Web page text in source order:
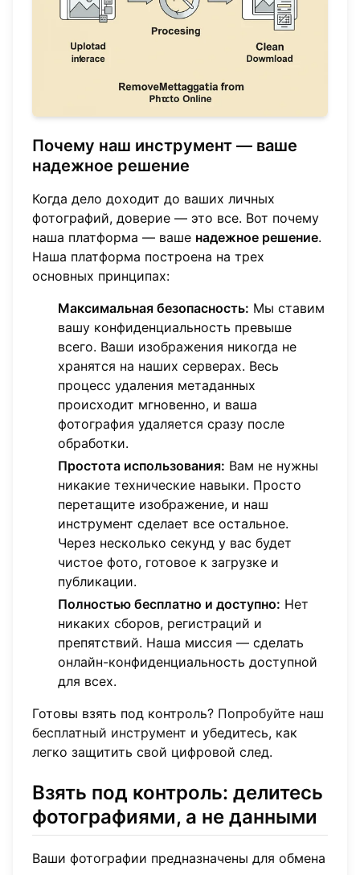
Почему наш инструмент — ваше
надежное решение
Когда дело доходит до ваших личных
фотографий, доверие — это все. Вот почему
наша платформа — ваше надежное решение.
Наша платформа построена на трех
основных принципах:
Максимальная безопасность: Мы ставим
вашу конфиденциальность превыше
всего. Ваши изображения никогда не
хранятся на наших серверах. Весь
процесс удаления метаданных
происходит мгновенно, и ваша
фотография удаляется сразу после
обработки.
Простота использования: Вам не нужны
никакие технические навыки. Просто
перетащите изображение, и наш
инструмент сделает все остальное.
Через несколько секунд у вас будет
чистое фото, готовое к загрузке и
публикации.
Полностью бесплатно и доступно: Нет
никаких сборов, регистраций и
препятствий. Наша миссия — сделать
онлайн-конфиденциальность доступной
для всех.
Готовы взять под контроль? Попробуйте наш
бесплатный инструмент и убедитесь, как
легко защитить свой цифровой след.
Взять под контроль: делитесь
фотографиями, а не данными
Ваши фотографии предназначены для обмена